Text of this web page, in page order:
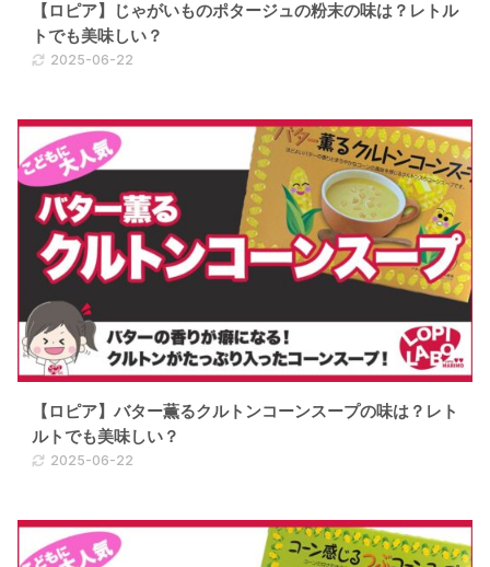
【ロピア】じゃがいものポタージュの粉末の味は？レトル
トでも美味しい？
2025-06-22
【ロピア】バター薫るクルトンコーンスープの味は？レト
ルトでも美味しい？
2025-06-22